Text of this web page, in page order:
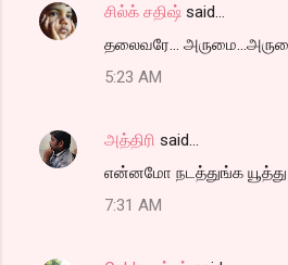
சில்க் சதிஷ் said…
தலைவரே...
5:23 AM
அத்திரி said…
என்னமோ நடத்துங்க யூத்து
7:31 AM